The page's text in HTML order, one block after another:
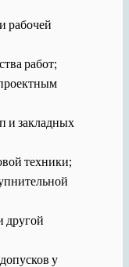
рабочей
работ;
и закладных
техники;
другой
у